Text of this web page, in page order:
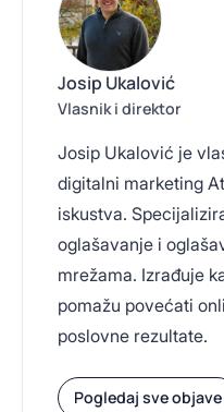
Josip Ukalović
Vlasnik i direktor
Josip Ukalović je
digitalni marketing
iskustva.
oglašavanje i
mrežama. Izrađuje
pomažu povećati
poslovne rezultate.
Pogledaj sve objave